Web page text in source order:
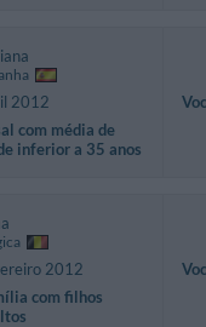
2012
com média de
inferior a 35 anos
2012
com filhos